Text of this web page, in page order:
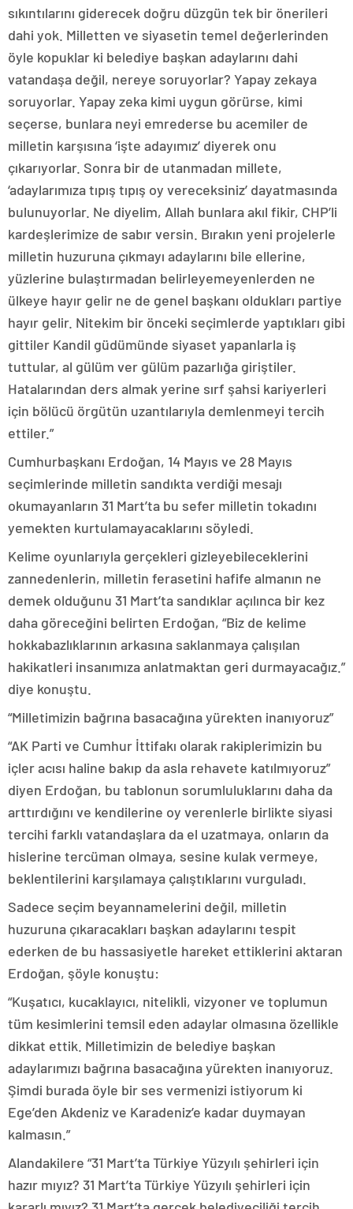
sıkıntılarını giderecek doğru düzgün tek bir önerileri
dahi yok. Milletten ve siyasetin temel değerlerinden
öyle kopuklar ki belediye başkan adaylarını dahi
vatandaşa değil, nereye soruyorlar? Yapay zekaya
soruyorlar. Yapay zeka kimi uygun görürse, kimi
seçerse, bunlara neyi emrederse bu acemiler de
milletin karşısına ‘işte adayımız’ diyerek onu
çıkarıyorlar. Sonra bir de utanmadan millete,
‘adaylarımıza tıpış tıpış oy vereceksiniz’ dayatmasında
bulunuyorlar. Ne diyelim, Allah bunlara akıl fikir, CHP’li
kardeşlerimize de sabır versin. Bırakın yeni projelerle
milletin huzuruna çıkmayı adaylarını bile ellerine,
yüzlerine bulaştırmadan belirleyemeyenlerden ne
ülkeye hayır gelir ne de genel başkanı oldukları partiye
hayır gelir. Nitekim bir önceki seçimlerde yaptıkları gibi
gittiler Kandil güdümünde siyaset yapanlarla iş
tuttular, al gülüm ver gülüm pazarlığa giriştiler.
Hatalarından ders almak yerine sırf şahsi kariyerleri
için bölücü örgütün uzantılarıyla demlenmeyi tercih
ettiler.”
Cumhurbaşkanı Erdoğan, 14 Mayıs ve 28 Mayıs
seçimlerinde milletin sandıkta verdiği mesajı
okumayanların 31 Mart’ta bu sefer milletin tokadını
yemekten kurtulamayacaklarını söyledi.
Kelime oyunlarıyla gerçekleri gizleyebileceklerini
zannedenlerin, milletin ferasetini hafife almanın ne
demek olduğunu 31 Mart’ta sandıklar açılınca bir kez
daha göreceğini belirten Erdoğan, “Biz de kelime
hokkabazlıklarının arkasına saklanmaya çalışılan
hakikatleri insanımıza anlatmaktan geri durmayacağız.”
diye konuştu.
“Milletimizin bağrına basacağına yürekten inanıyoruz”
“AK Parti ve Cumhur İttifakı olarak rakiplerimizin bu
içler acısı haline bakıp da asla rehavete katılmıyoruz”
diyen Erdoğan, bu tablonun sorumluluklarını daha da
arttırdığını ve kendilerine oy verenlerle birlikte siyasi
tercihi farklı vatandaşlara da el uzatmaya, onların da
hislerine tercüman olmaya, sesine kulak vermeye,
beklentilerini karşılamaya çalıştıklarını vurguladı.
Sadece seçim beyannamelerini değil, milletin
huzuruna çıkaracakları başkan adaylarını tespit
ederken de bu hassasiyetle hareket ettiklerini aktaran
Erdoğan, şöyle konuştu:
“Kuşatıcı, kucaklayıcı, nitelikli, vizyoner ve toplumun
tüm kesimlerini temsil eden adaylar olmasına özellikle
dikkat ettik. Milletimizin de belediye başkan
adaylarımızı bağrına basacağına yürekten inanıyoruz.
Şimdi burada öyle bir ses vermenizi istiyorum ki
Ege’den Akdeniz ve Karadeniz’e kadar duymayan
kalmasın.”
Alandakilere “31 Mart’ta Türkiye Yüzyılı şehirleri için
hazır mıyız? 31 Mart’ta Türkiye Yüzyılı şehirleri için